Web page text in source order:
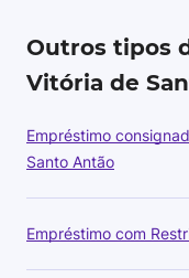
Outros tipos
Vitória de
Empréstimo
Santo Antão
Empréstimo com